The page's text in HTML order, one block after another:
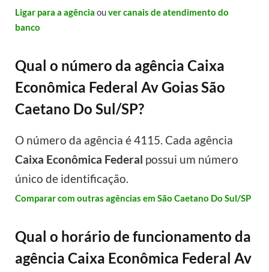
Ligar para a agência ouver canais de atendimento do
banco
Qual o número da agência Caixa
Econômica Federal Av Goias São
Caetano Do Sul/SP?
O número da agência é 4115. Cada agência
Caixa Econômica Federal possui um número
único de identificação.
Comparar com outras agências em São Caetano Do Sul/SP
Qual o horário de funcionamento da
agência Caixa Econômica Federal Av